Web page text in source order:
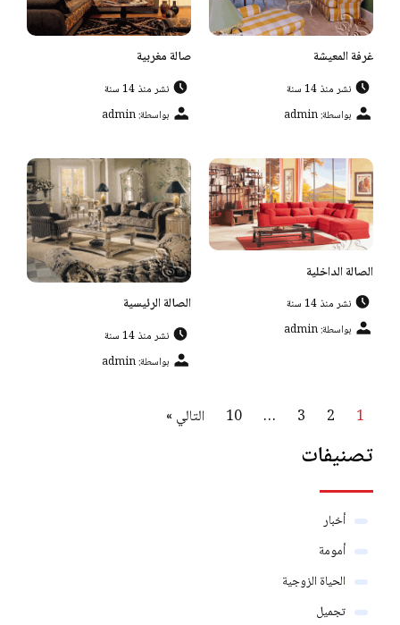
غرفة المعيشة
نشر منذ 14 سنة
بواسطة: admin
صالة مغربية
نشر منذ 14 سنة
بواسطة: admin
الصالة الداخلية
نشر منذ 14 سنة
بواسطة: admin
الصالة الرئيسية
نشر منذ 14 سنة
بواسطة: admin
1
2
3
…
10 التالي »
تصنيفات
أخبار
أمومة
الحياة الزوجية
تجميل